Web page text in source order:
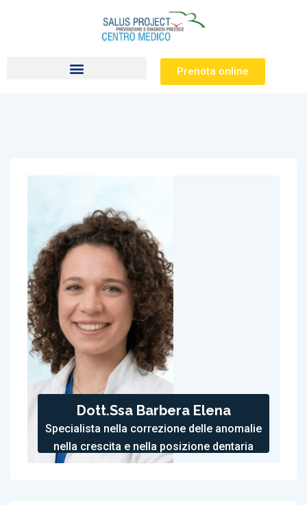
Prenota online
Dott.ssa Barbera Elena
Specialista nella correzione delle anomalie
nella crescita e nella posizione dentaria